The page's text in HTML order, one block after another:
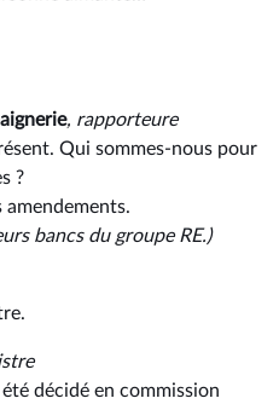
, rapporteure
Qui sommes-nous pour
?
amendements.
bancs du groupe RE.)
décidé en commission